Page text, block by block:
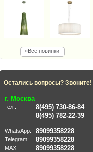
»Все новинки
Остались вопросы? Звоните!
г. Москва
тел.:
8(495) 730-86-84
8(495) 782-22-39
WhatsApp: 89099358228
Telegram: 89099358228
MAX 89099358228